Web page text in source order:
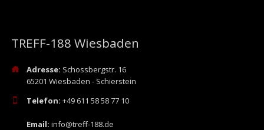
TREFF-188 Wiesbaden
Adresse: Schossbergstr. 16
65201 Wiesbaden - Schierstein
Telefon: +49 611 58 58 77 10
Email: info@treff-188.de